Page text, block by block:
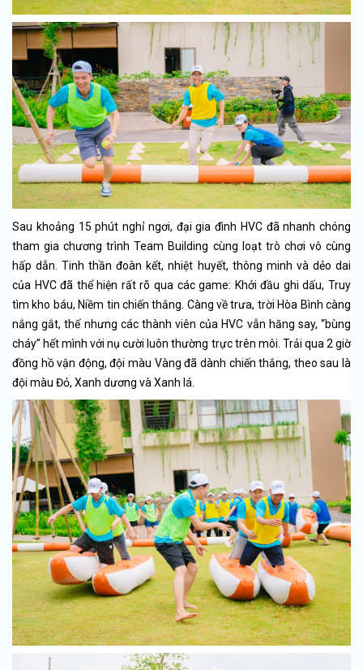
Sau khoảng 15 phút nghỉ ngơi, đại gia đình HVC đã nhanh chóng
tham gia chương trình Team Building cùng loạt trò chơi vô cùng
hấp dẫn. Tinh thần đoàn kết, nhiệt huyết, thông minh và dẻo dai
của HVC đã thể hiện rất rõ qua các game: Khởi đầu ghi dấu, Truy
tìm kho báu, Niềm tin chiến thắng. Càng về trưa, trời Hòa Bình càng
nắng gắt, thế nhưng các thành viên của HVC vẫn hăng say, “bùng
cháy” hết mình với nụ cười luôn thường trực trên môi. Trải qua 2 giờ
đồng hồ vận động, đội màu Vàng đã dành chiến thắng, theo sau là
đội màu Đỏ, Xanh dương và Xanh lá.